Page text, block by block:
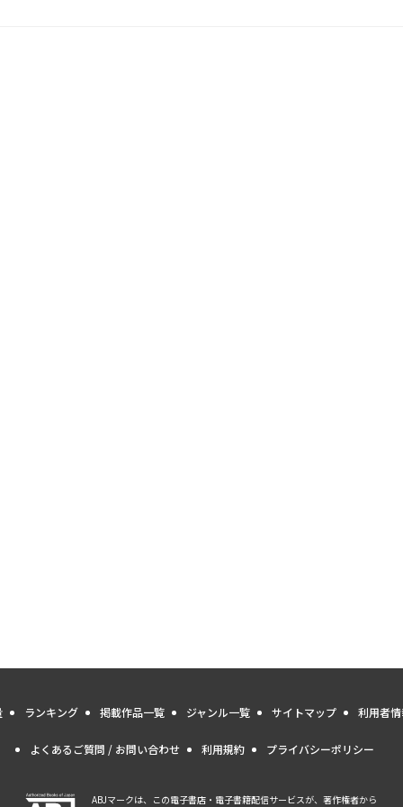
ランキング 掲載作品一覧 ジャンル一覧 サイトマップ 利用者
よくあるご質問 / お問い合わせ 利用規約 プライバシーポリシー
ABJマークは、この電子書店・電子書籍配信サービスが、著作権者から